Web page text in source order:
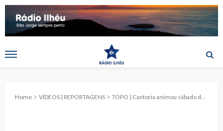
Home VÍDEOS | REPORTAGENS TOPO | Cantoria animou sábado do 5.º Jantar do Divino Espírito Santo (c/vídeo)